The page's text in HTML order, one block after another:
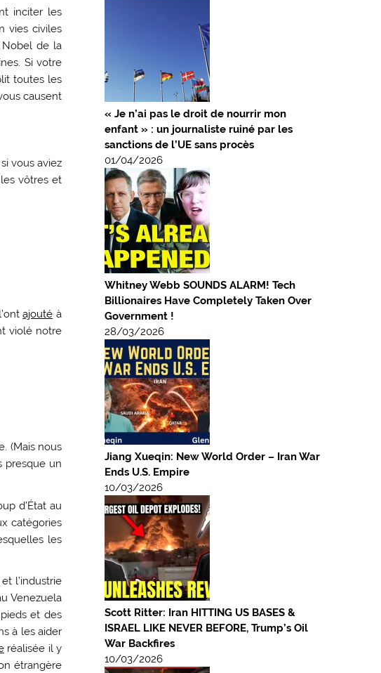
inciter les
vies civiles
Nobel de la
Si votre
toutes les
causent
vous aviez
vôtres et
ajouté à
violé notre
(Mais nous
presque un
d’État au
catégories
les
l’industrie
Venezuela
et des
à les aider
réalisée il y
étrangère
« Je n’ai pas le droit de nourrir mon
enfant » : un journaliste ruiné par les
sanctions de l’UE sans procès
01/04/2026
Whitney Webb SOUNDS ALARM! Tech
Billionaires Have Completely Taken Over
Government !
28/03/2026
Jiang Xueqin: New World Order – Iran War
Ends U.S. Empire
10/03/2026
Scott Ritter: Iran HITTING US BASES &
ISRAEL LIKE NEVER BEFORE, Trump’s Oil
War Backfires
10/03/2026